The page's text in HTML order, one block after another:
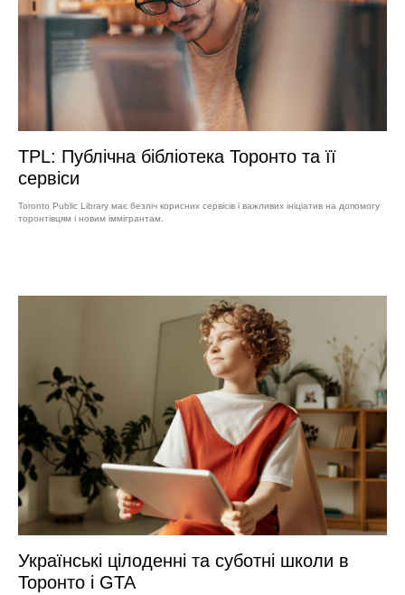
TPL: Публічна бібліотека Торонто та її
сервіси
Toronto Public Library має безліч корисних сервісів і важливих ініціатив на допомогу
торонтівцям і новим іммігрантам.
Українські цілоденні та суботні школи в
Торонто і GTA